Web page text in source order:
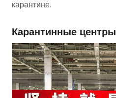
карантине.
Карантинные центры